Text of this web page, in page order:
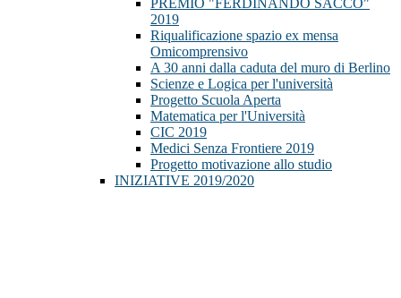
PREMIO "FERDINANDO SACCO"
2019
Riqualificazione spazio ex mensa
Omicomprensivo
A 30 anni dalla caduta del muro di Berlino
Scienze e Logica per l'università
Progetto Scuola Aperta
Matematica per l'Università
CIC 2019
Medici Senza Frontiere 2019
Progetto motivazione allo studio
INIZIATIVE 2019/2020